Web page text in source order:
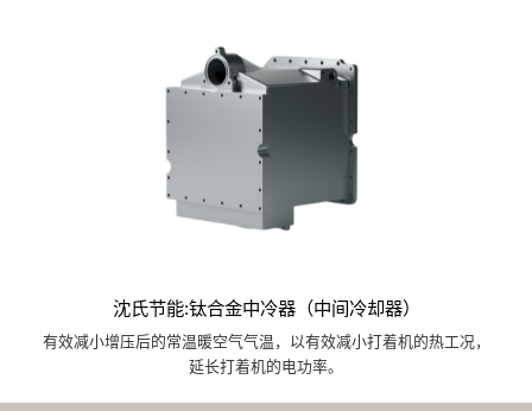
沈氏节能:钛合金中冷器（中间冷却器）
有效减小增压后的常温暖空气气温，以有效减小打着机的热工况，
延长打着机的电功率。